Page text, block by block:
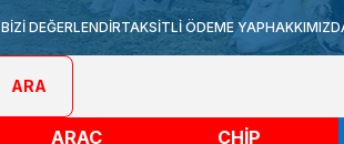
BİZİ DEĞERLENDİRTAKSİTLİ ÖDEME YAP
ARA
ARAÇ
CHİP